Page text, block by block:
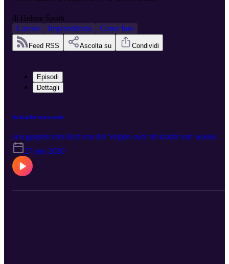
di Helene Spork
Lavoro
Imprenditoria Come fare
Feed RSS Ascolta su Condividi
Episodi
Dettagli
de kracht van woede
een gesprek met Bart van der Velpen over de kracht van woede.
27 gen 2020